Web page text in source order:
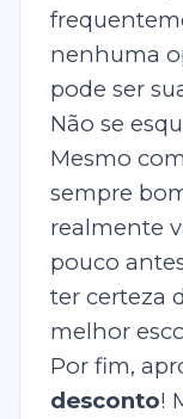
nenhuma
pode ser
Não se
Mesmo
sempre
realmente
pouco
ter certeza
melhor
Por fim,
desconto!